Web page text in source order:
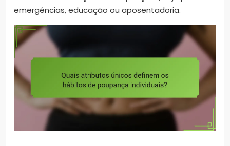
emergências, educação ou aposentadoria.